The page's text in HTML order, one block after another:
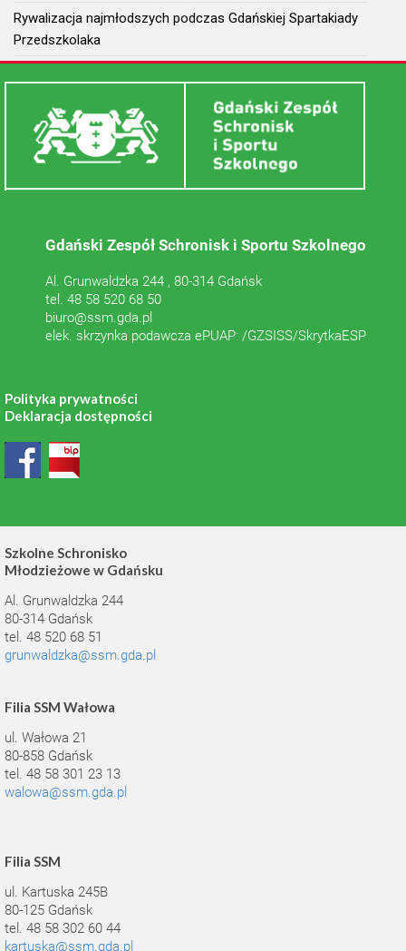
Rywalizacja najmłodszych podczas Gdańskiej Spartakiady
Przedszkolaka
Gdański Zespół Schronisk i Sportu Szkolnego
Al. Grunwaldzka 244 , 80-314 Gdańsk
tel. 48 58 520 68 50
biuro@ssm.gda.pl
elek. skrzynka podawcza ePUAP: /GZSISS/SkrytkaESP
Polityka prywatności
Deklaracja dostępności
Szkolne Schronisko
Młodzieżowe w Gdańsku
Al. Grunwaldzka 244
80-314 Gdańsk
tel. 48 520 68 51
grunwaldzka@ssm.gda.pl
Filia SSM Wałowa
ul. Wałowa 21
80-858 Gdańsk
tel. 48 58 301 23 13
walowa@ssm.gda.pl
Filia SSM
ul. Kartuska 245B
80-125 Gdańsk
tel. 48 58 302 60 44
kartuska@ssm.gda.pl